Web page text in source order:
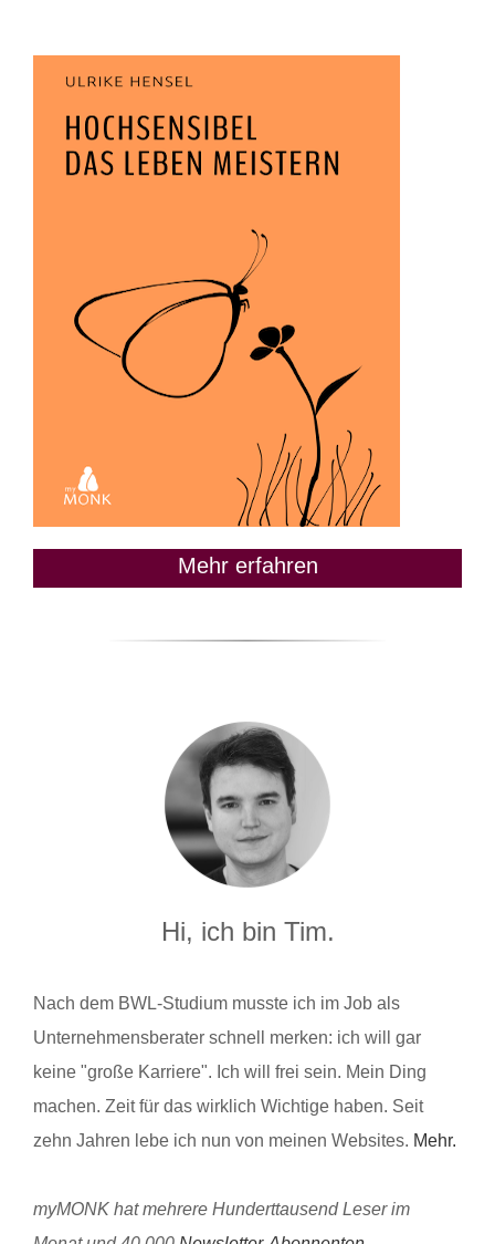
Mehr erfahren
Hi, ich bin Tim.
Nach dem BWL-Studium musste ich im Job als
Unternehmensberater schnell merken: ich will gar
keine "große Karriere". Ich will frei sein. Mein Ding
machen. Zeit für das wirklich Wichtige haben. Seit
zehn Jahren lebe ich nun von meinen Websites. Mehr.
myMONK hat mehrere Hunderttausend Leser im